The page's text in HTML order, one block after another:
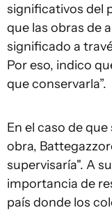
significativos del
que las obras de
significado a
Por eso, indico
que conservarla”.
En el caso de
obra,
supervisaría". A
importancia de
país donde los